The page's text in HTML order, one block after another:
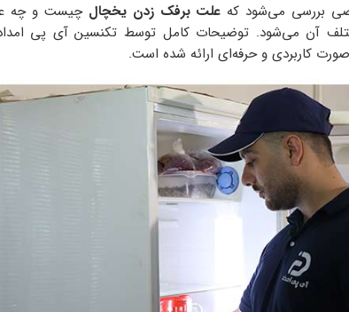
بررسی می‌شود که علت برفک زدن یخچال چیست و چه
آن می‌شود. توضیحات کامل توسط تکنسین آی پی
کاربردی و حرفه‌ای ارائه شده است.